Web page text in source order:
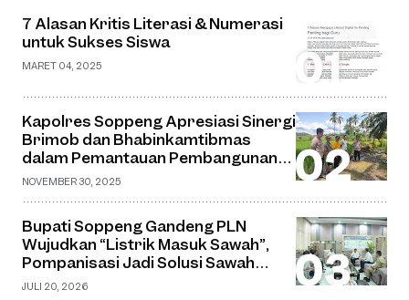
7 Alasan Kritis Literasi & Numerasi
untuk Sukses Siswa
MARET 04, 2025
Kapolres Soppeng Apresiasi Sinergi
Brimob dan Bhabinkamtibmas
dalam Pemantauan Pembangunan
Jembatan Gantung di Desa Watu
NOVEMBER 30, 2025
Bupati Soppeng Gandeng PLN
Wujudkan “Listrik Masuk Sawah”,
Pompanisasi Jadi Solusi Sawah
Tadah Hujan
JULI 20, 2026